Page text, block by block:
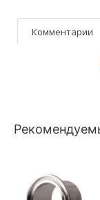
Комментарии